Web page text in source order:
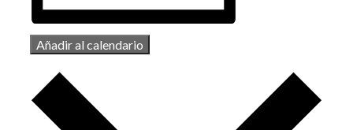
Añadir al calendario